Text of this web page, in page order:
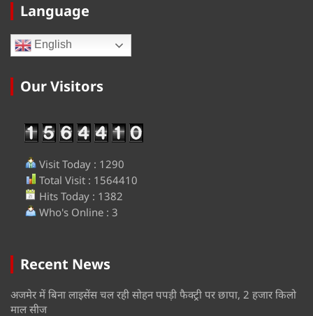
Language
English
Our Visitors
Visit Today : 1290
Total Visit : 1564410
Hits Today : 1382
Who's Online : 3
Recent News
अजमेर में बिना लाइसेंस चल रही सोहन पपड़ी फैक्ट्री पर छापा, 2 हजार किलो
माल सीज